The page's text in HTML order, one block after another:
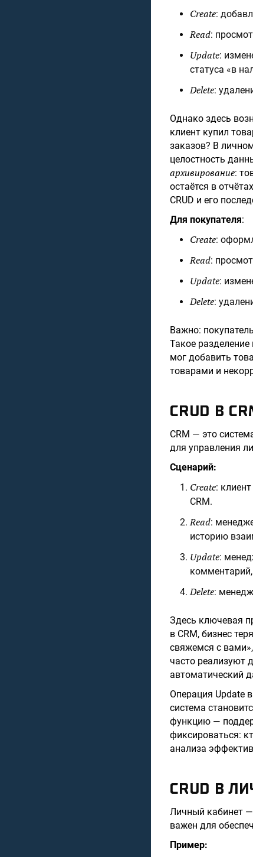
Create:
Read:
Update:
статуса «в
Delete:
Однако здесь
клиент купил
заказов? В
целостность
архивирование:
остаётся в
CRUD и его
Для покупателя:
Create:
Read:
Update:
Delete:
Важно:
Такое
мог добавить
товарами и
CRUD В
CRM — это
для управления
Сценарий:
Create:
CRM.
Read:
историю
Update:
Delete:
Здесь ключевая
в CRM, бизнес
свяжемся с
часто реализуют
автоматический
Операция Update
система
функцию —
фиксироваться:
анализа
CRUD В
Личный кабинет —
важен для
Пример: